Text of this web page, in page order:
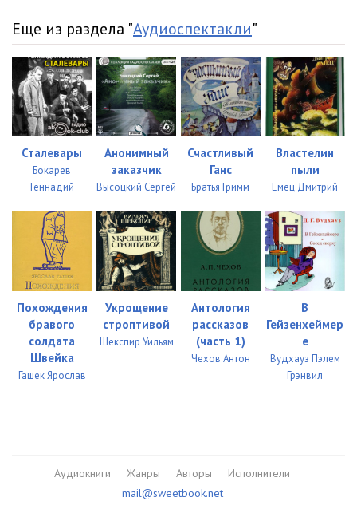
Еще из раздела "Аудиоспектакли"
Сталевары
Бокарев
Геннадий
Анонимный
заказчик
Высоцкий Сергей
Счастливый
Ганс
Братья Гримм
Властелин
пыли
Емец Дмитрий
Похождения
бравого
солдата
Швейка
Гашек Ярослав
Укрощение
строптивой
Шекспир Уильям
Антология
рассказов
(часть 1)
Чехов Антон
В
Гейзенхеймер
е
Вудхауз Пэлем
Грэнвил
Аудиокниги Жанры Авторы
Исполнители
mail@sweetbook.net